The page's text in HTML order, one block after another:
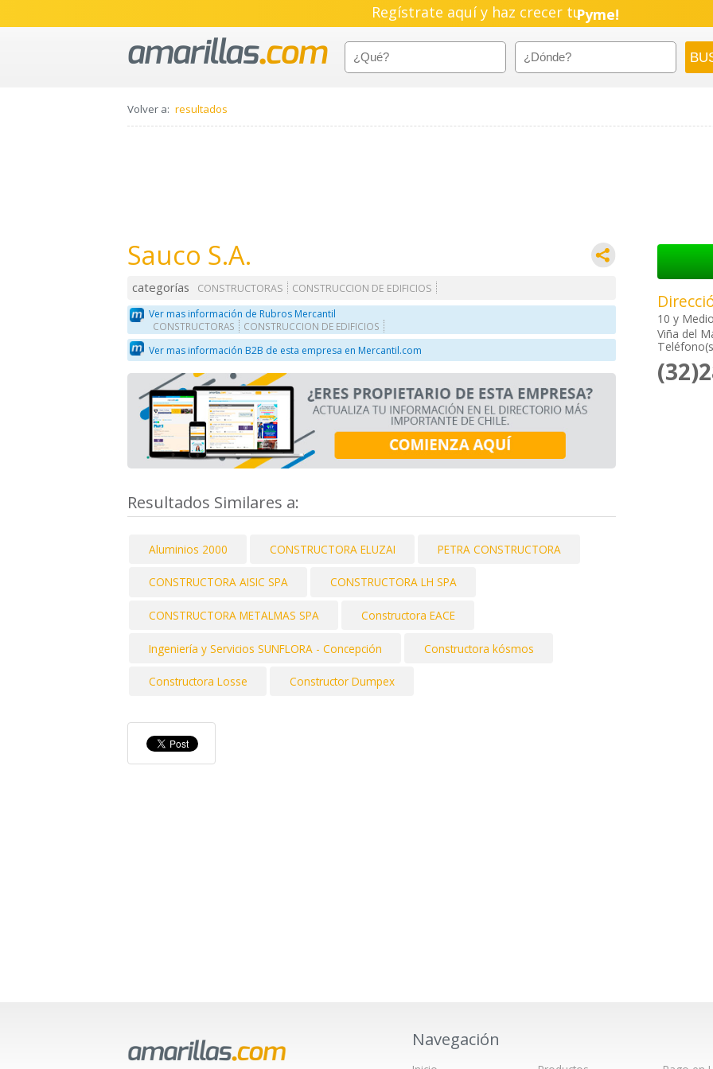
Regístrate aquí y haz crecer tuPyme!
Emprendimiento!
Volver a: resultados
Sauco S.A.
categorías CONSTRUCTORAS
CONSTRUCCION DE EDIFICIOS
Ver mas información de Rubros Mercantil
CONSTRUCTORAS CONSTRUCCION DE EDIFICIOS
Ver mas información B2B de esta empresa en Mercantil.com
Resultados Similares a:
Aluminios 2000 CONSTRUCTORA ELUZAI PETRA CONSTRUCTORA
CONSTRUCTORA AISIC SPA CONSTRUCTORA LH SPA
CONSTRUCTORA METALMAS SPA Constructora EACE
Ingeniería y Servicios SUNFLORA - Concepción Constructora kósmos
Constructora Losse Constructor Dumpex
10 y
Viña del
Navegación